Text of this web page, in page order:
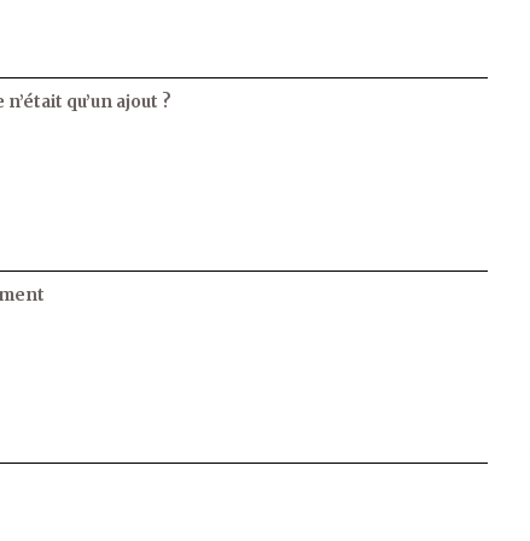
qu’un ajout ?